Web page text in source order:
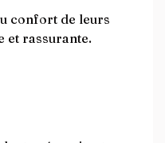
confort de leurs
et rassurante.